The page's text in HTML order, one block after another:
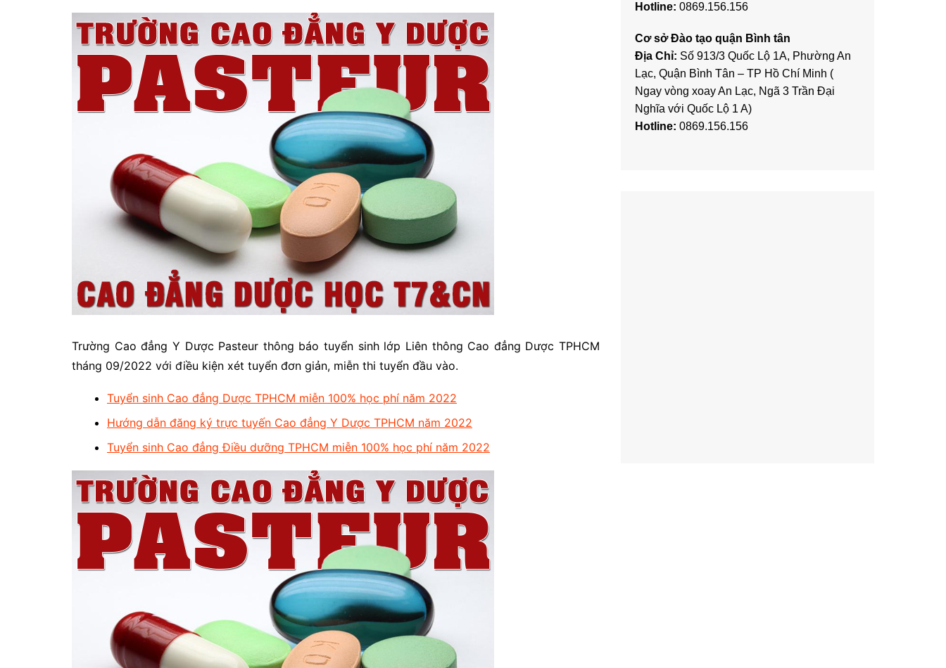
Trường Cao đẳng Y Dược Pasteur thông báo tuyển sinh lớp Liên thông Cao đẳng Dược TPHCM
tháng 09/2022 với điều kiện xét tuyển đơn giản, miễn thi tuyển đầu vào.
Tuyển sinh Cao đẳng Dược TPHCM miễn 100% học phí năm 2022
Hướng dẫn đăng ký trực tuyến Cao đẳng Y Dược TPHCM năm 2022
Tuyển sinh Cao đẳng Điều dưỡng TPHCM miễn 100% học phí năm 2022
Hotline: 0869.156.156
Cơ sở Đào tạo quận Bình tân
Địa Chỉ: Số 913/3 Quốc Lộ 1A, Phường An
Lạc, Quận Bình Tân – TP Hồ Chí Minh (
Ngay vòng xoay An Lạc, Ngã 3 Trần Đại
Nghĩa với Quốc Lộ 1 A)
Hotline: 0869.156.156